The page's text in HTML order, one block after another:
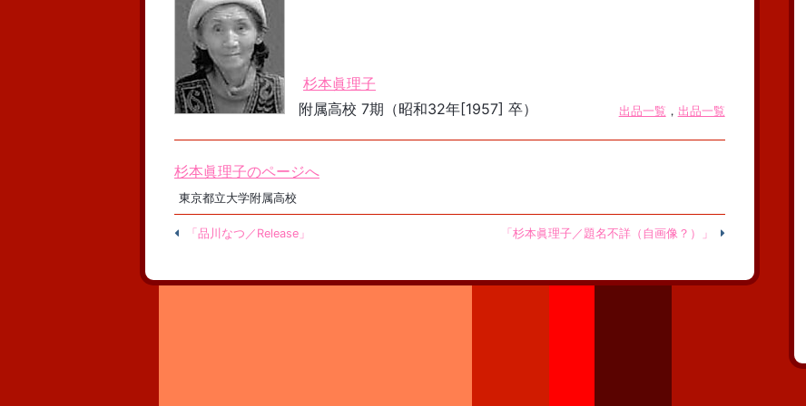
杉本眞理子
附属高校 7期（昭和32年[1957] 卒）
出品一覧 ， 出品一覧
杉本眞理子のページへ
東京都立大学附属高校
「品川なつ／Release」 「杉本眞理子／題名不詳（自画像？）」